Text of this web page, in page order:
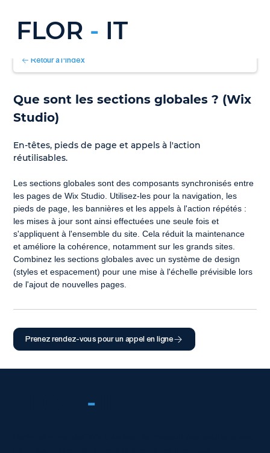
FLOR - IT
Retour à l'index
Que sont les sections globales ? (Wix
Studio)
En-têtes, pieds de page et appels à l'action
réutilisables.
Les sections globales sont des composants synchronisés entre
les pages de Wix Studio. Utilisez-les pour la navigation, les
pieds de page, les bannières et les appels à l'action répétés :
les mises à jour sont ainsi effectuées une seule fois et
s'appliquent à l'ensemble du site. Cela réduit la maintenance
et améliore la cohérence, notamment sur les grands sites.
Combinez les sections globales avec un système de design
(styles et espacement) pour une mise à l'échelle prévisible lors
de l'ajout de nouvelles pages.
Prenez rendez-vous pour un appel en ligne
-